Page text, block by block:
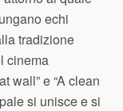
echi
tradizione
cinema
wall” e “A clean
si unisce e si